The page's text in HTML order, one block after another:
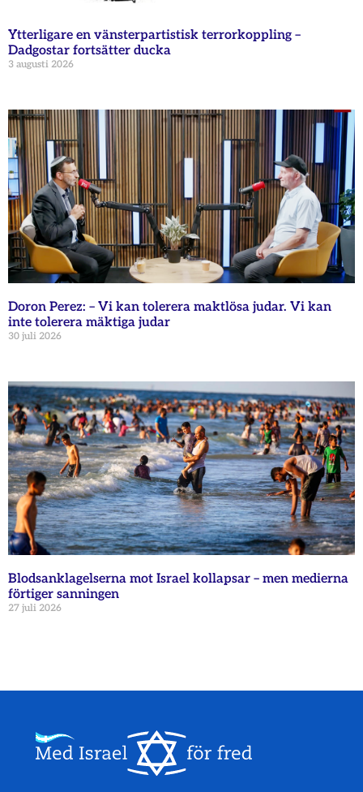
Ytterligare en vänsterpartistisk terrorkoppling –
Dadgostar fortsätter ducka
3 augusti 2026
Doron Perez: – Vi kan tolerera maktlösa judar. Vi kan
inte tolerera mäktiga judar
30 juli 2026
Blodsanklagelserna mot Israel kollapsar – men medierna
förtiger sanningen
27 juli 2026